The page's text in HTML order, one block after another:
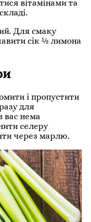
вітамінами та
Для смаку
сік ½ лимона
і пропустити
для
вас нема
селеру
через марлю.